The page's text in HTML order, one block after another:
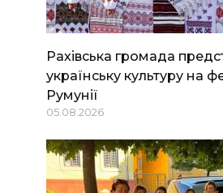
Рахівська громада
українську культуру на
Румунії
05.08.2026